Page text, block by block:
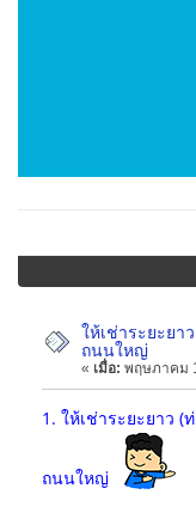
ให้เช่าระยะยา
ถนนใหญ่
« เมื่อ: พฤษภาคม
1. ให้เช่าระยะยาว
ถนนใหญ่